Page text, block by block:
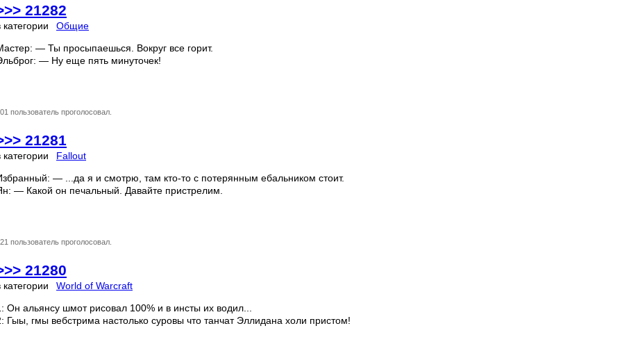
21282
категории
Общие
— Ты просыпаешься. Вокруг все горит.
— Ну еще пять минуточек!
пользователь проголосовал.
21281
категории
Fallout
— ...да я и смотрю, там кто-то с потерянным ебальником стоит.
— Какой он печальный. Давайте пристрелим.
пользователь проголосовал.
21280
категории
World of Warcraft
Он альянсу шмот рисовал 100% и в инсты их водил...
Гыы, гмы вебстрима настолько суровы что танчат Эллидана холи пристом!